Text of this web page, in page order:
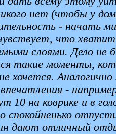
нет (чтобы у
- начать
что
слоями. Дело
такие моменты,
хочется.
-
10 на коврике и в
спокойненько
дают отличный